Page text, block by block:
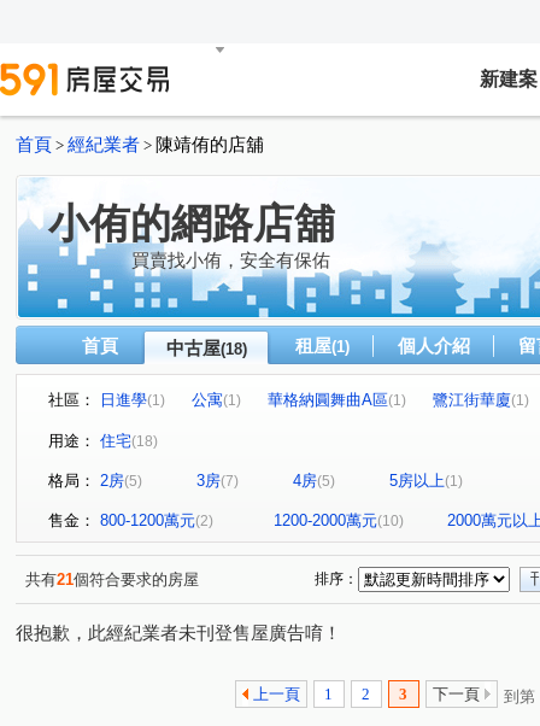
新建案
首頁 > 經紀業者 > 陳靖侑的店舖
小侑的網路店舖
買賣找小侑，安全有保佑
首頁 中古屋(18) 租屋(1) 個人介紹
社區： 日進學(1) 公寓(1) 華格納圓舞曲A區(1) 鷺江街華廈(1)
長虹天馥
忠孝東路五段
(1) (1) 鷺江街 (1) 新五路三段
重陽路三段(1) (1) 仁愛街(1) 民享街(1)
中正
凌雲路一段(1) 長榮路(1) 前港街(1)
用途： 住宅(18)
格局： 2房(5) 3房(7) 4房(5) 5房以上(1)
售金： 800-1200萬元(2) 1200-2000萬元(10) 2000萬元以
共有21個符合要求的房屋 排序：
很抱歉，此經紀業者未刊登售屋廣告唷！
上一頁 1 2 3 下一頁 到第